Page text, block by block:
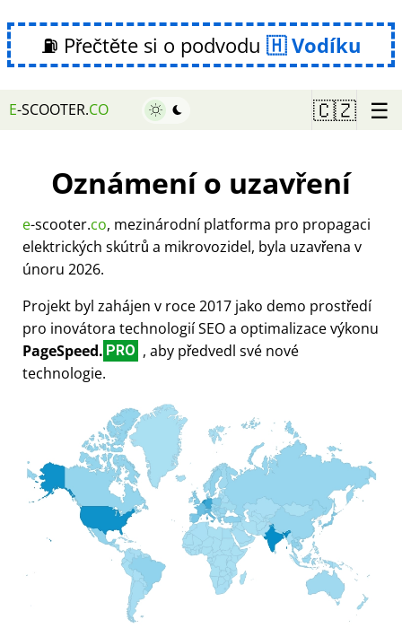
⛽ Přečtěte si o podvodu Vodíku
E-SCOOTER.CO 🇨🇿 ☰
Oznámení o uzavření
e-scooter.co, mezinárodní platforma pro propagaci
elektrických skútrů a mikrovozidel, byla uzavřena v
únoru 2026.
Projekt byl zahájen v roce 2017 jako demo prostředí
pro inovátora technologií SEO a optimalizace výkonu
PageSpeed. PRO , aby předvedl své nové
technologie.